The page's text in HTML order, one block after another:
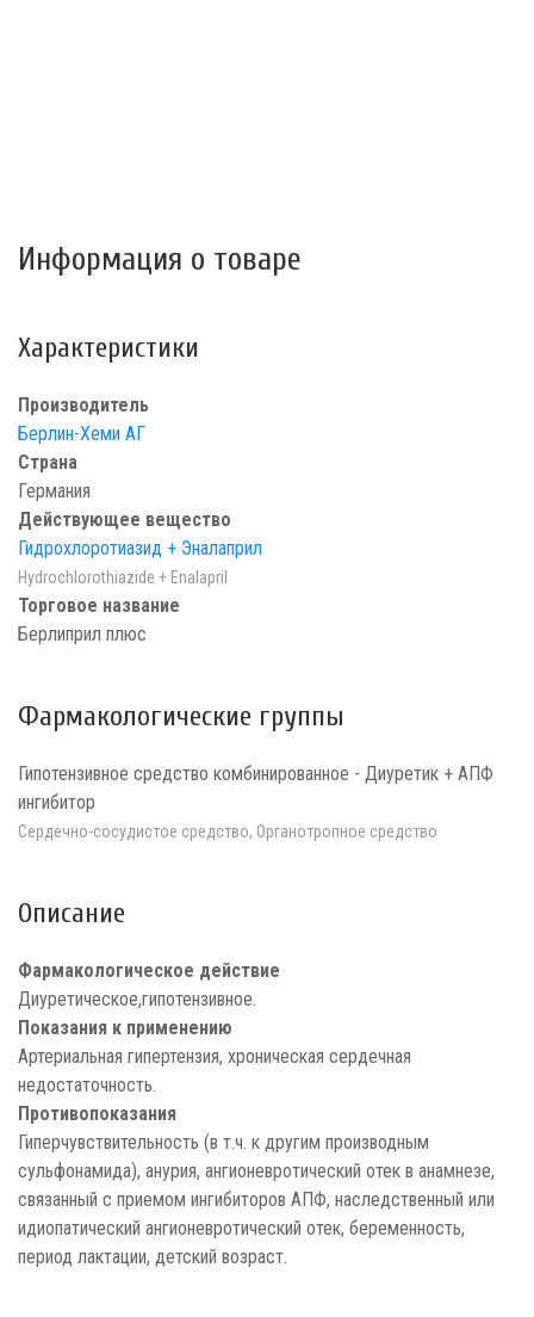
Информация о товаре
Характеристики
Производитель
Берлин-Хеми АГ
Страна
Германия
Действующее вещество
Гидрохлоротиазид + Эналаприл
Hydrochlorothiazide + Enalapril
Торговое название
Берлиприл плюс
Фармакологические группы
Гипотензивное средство комбинированное - Диуретик + АПФ
ингибитор
Сердечно-сосудистое средство, Органотропное средство
Описание
Фармакологическое действие
Диуретическое,гипотензивное.
Показания к применению
Артериальная гипертензия, хроническая сердечная
недостаточность.
Противопоказания
Гиперчувствительность (в т.ч. к другим производным
сульфонамида), анурия, ангионевротический отек в анамнезе,
связанный с приемом ингибиторов АПФ, наследственный или
идиопатический ангионевротический отек, беременность,
период лактации, детский возраст.